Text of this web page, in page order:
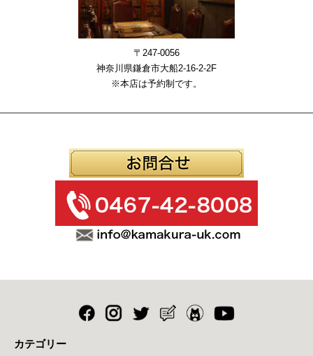
〒247-0056
神奈川県鎌倉市大船2-16-2-2F
※本店は予約制です。
カテゴリー